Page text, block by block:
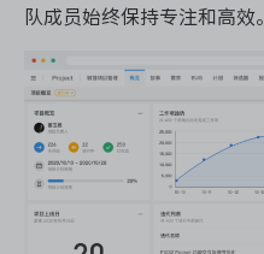
队成员始终保持专注和高效。